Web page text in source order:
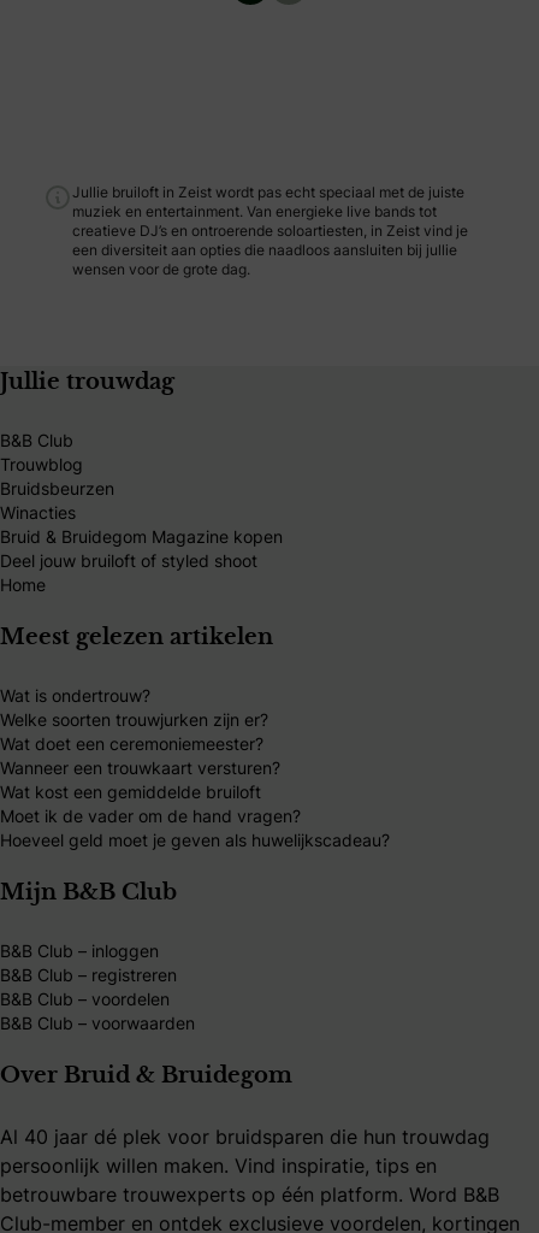
Jullie bruiloft in Zeist wordt pas echt speciaal met de juiste
muziek en entertainment. Van energieke live bands tot
creatieve DJ’s en ontroerende soloartiesten, in Zeist vind je
een diversiteit aan opties die naadloos aansluiten bij jullie
wensen voor de grote dag.
Jullie trouwdag
B&B Club
Trouwblog
Bruidsbeurzen
Winacties
Bruid & Bruidegom Magazine kopen
Deel jouw bruiloft of styled shoot
Home
Meest gelezen artikelen
Wat is ondertrouw?
Welke soorten trouwjurken zijn er?
Wat doet een ceremoniemeester?
Wanneer een trouwkaart versturen?
Wat kost een gemiddelde bruiloft
Moet ik de vader om de hand vragen?
Hoeveel geld moet je geven als huwelijkscadeau?
Mijn B&B Club
B&B Club – inloggen
B&B Club – registreren
B&B Club – voordelen
B&B Club – voorwaarden
Over Bruid & Bruidegom
Al 40 jaar dé plek voor bruidsparen die hun trouwdag
persoonlijk willen maken. Vind inspiratie, tips en
betrouwbare trouwexperts op één platform. Word B&B
Club-member en ontdek exclusieve voordelen, kortingen